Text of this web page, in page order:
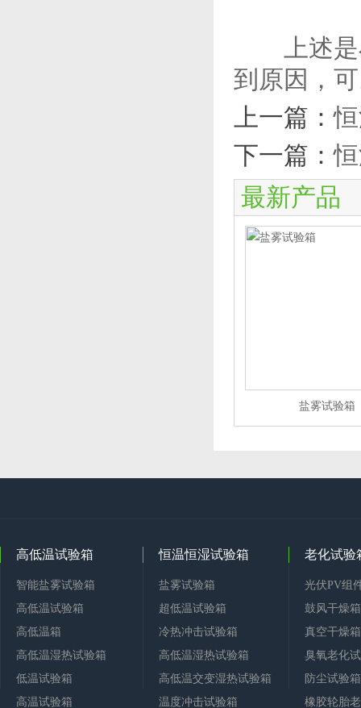
上述是小
到原因，
上一篇：
下一篇：
最新产品
盐雾试验箱
高低温试验箱
智能盐雾试验箱
高低温试验箱
高低温箱
高低温湿热试验箱
低温试验箱
高温试验箱
恒温恒湿试验箱
盐雾试验箱
超低温试验箱
冷热冲击试验箱
高低温湿热试验箱
高低温交变湿热试验箱
温度冲击试验箱
老化试验
光伏PV组
鼓风干燥箱
真空干燥箱
臭氧老化
防尘试验箱
橡胶轮胎